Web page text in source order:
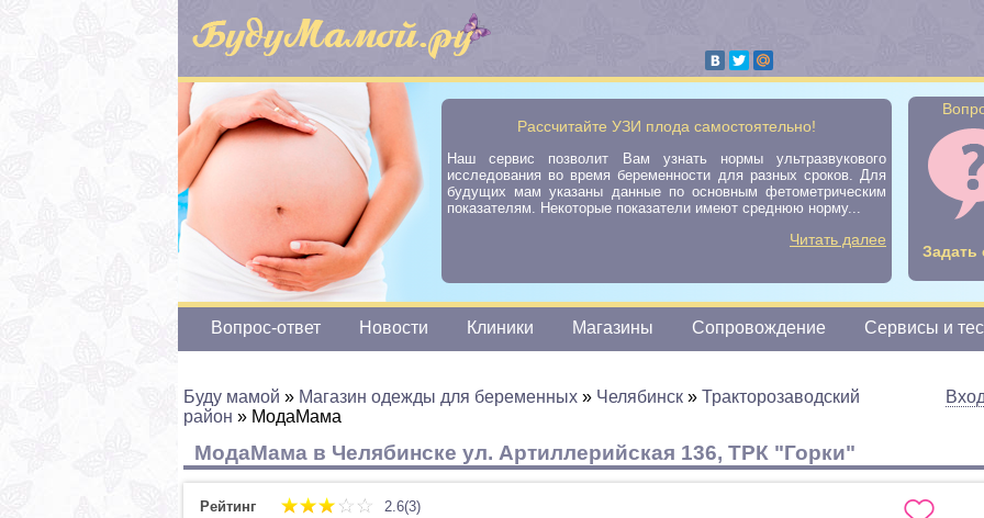
Рассчитайте УЗИ плода самостоятельно!
Наш сервис позволит Вам узнать нормы ультразвукового
исследования во время беременности для разных сроков. Для
будущих мам указаны данные по основным фетометрическим
показателям. Некоторые показатели имеют среднюю норму...
Читать далее
Задать
Вопрос-ответ Новости Клиники Магазины Сопровождение Сервисы и
Буду мамой » Магазин одежды для беременных » Челябинск » Тракторозаводский
район » МодаМама
МодаМама в Челябинске ул. Артиллерийская 136, ТРК "Горки"
Рейтинг
2.6(3)